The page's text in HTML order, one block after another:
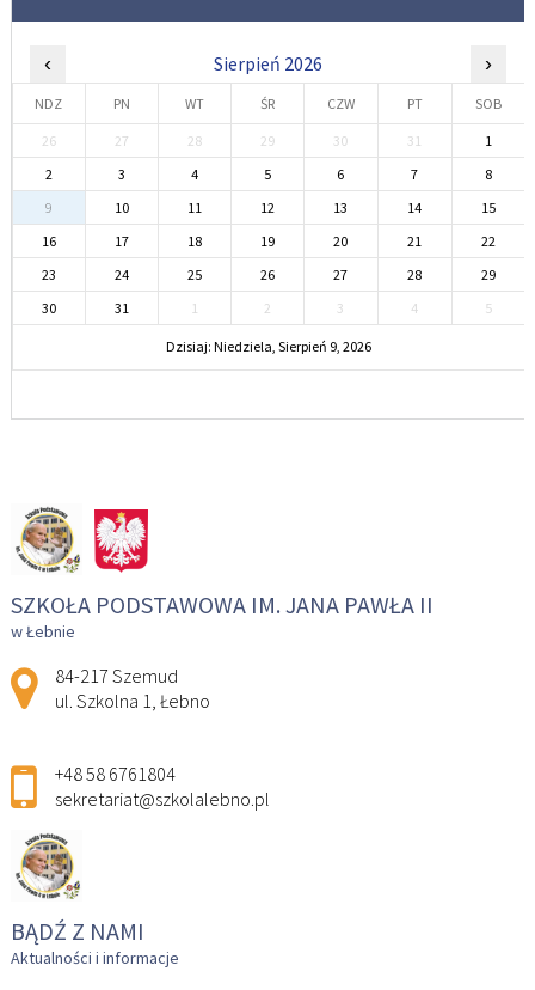
‹ Sierpień 2026 ›
NDZ PN WT ŚR CZW PT SOB
26 27 28 29 30 31
1
2
3 4 5 6 7
8
9
10 11 12 13 14
15
16
17 18 19 20 21
22
23
24 25 26 27 28
29
30
31 1 2 3 4 5
Dzisiaj: Niedziela, Sierpień 9, 2026
SZKOŁA PODSTAWOWA IM. JANA PAWŁA II
w Łebnie
Adres pocztowy:
84-217 Szemud
ul. Szkolna 1, Łebno
+48 58 6761804
sekretariat@szkolalebno.pl
BĄDŹ Z NAMI
Aktualności i informacje